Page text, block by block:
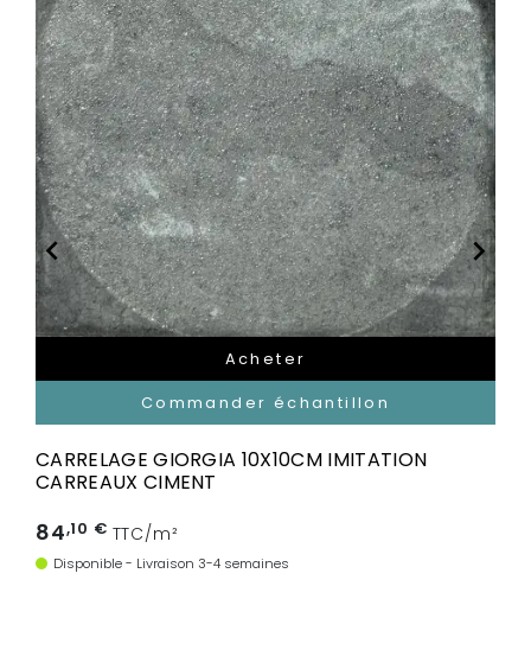

Acheter
Commander échantillon
CARRELAGE GIORGIA 10X10CM IMITATION
CARREAUX CIMENT
84,10 € TTC/m²
Disponible - Livraison 3-4 semaines
